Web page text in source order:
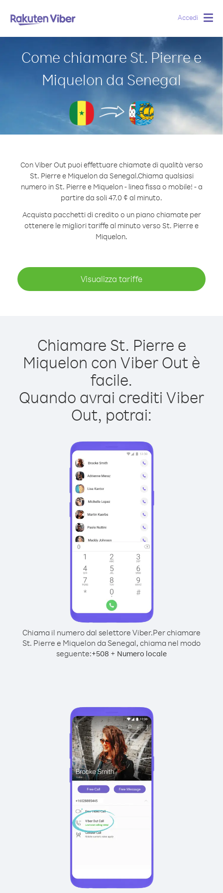
Accedi
Come chiamare St. Pierre e
Miquelon da Senegal
Con Viber Out puoi effettuare chiamate di qualità verso
St. Pierre e Miquelon da Senegal.Chiama qualsiasi
numero in St. Pierre e Miquelon - linea fissa o mobile! - a
partire da soli 47.0 ¢ al minuto.
Acquista pacchetti di credito o un piano chiamate per
ottenere le migliori tariffe al minuto verso St. Pierre e
Miquelon.
Visualizza tariffe
Chiamare St. Pierre e
Miquelon con Viber Out è
facile.
Quando avrai crediti Viber
Out, potrai:
Chiama il numero dal selettore Viber.Per chiamare
St. Pierre e Miquelon da Senegal, chiama nel modo
seguente:+508 + Numero locale